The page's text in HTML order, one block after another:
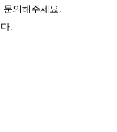
문의해주세요.
.